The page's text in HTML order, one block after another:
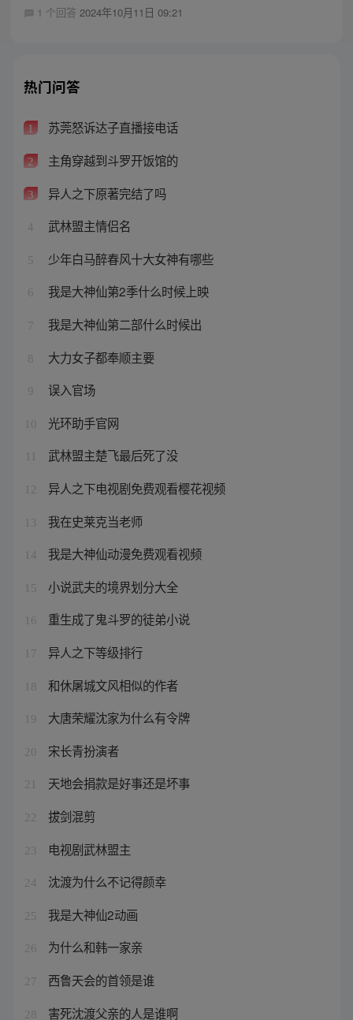
1 个回答 2024年10月11日 09:21
热门问答
1 苏莞怒诉达子直播接电话
2 主角穿越到斗罗开饭馆的
3 异人之下原著完结了吗
4 武林盟主情侣名
5 少年白马醉春风十大女神有哪些
6 我是大神仙第2季什么时候上映
7 我是大神仙第二部什么时候出
8 大力女子都奉顺主要
9 误入官场
10 光环助手官网
武林盟主楚飞最后死了没
12 异人之下电视剧免费观看樱花视频
13 我在史莱克当老师
14 我是大神仙动漫免费观看视频
15 小说武夫的境界划分大全
16 重生成了鬼斗罗的徒弟小说
17 异人之下等级排行
18 和休屠城文风相似的作者
19 大唐荣耀沈家为什么有令牌
20 宋长青扮演者
21 天地会捐款是好事还是坏事
22 拔剑混剪
23 电视剧武林盟主
24 沈渡为什么不记得颜幸
25 我是大神仙2动画
26 为什么和韩一家亲
27 西鲁天会的首领是谁
28 害死沈渡父亲的人是谁啊